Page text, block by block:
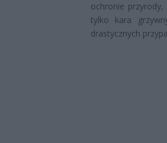
ochronie
tylko kara
drastycznych